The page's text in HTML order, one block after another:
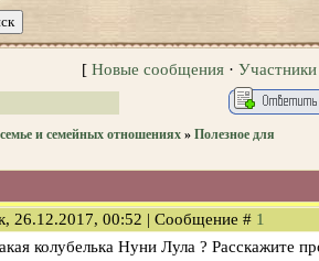
[ Новые сообщения · Участники
и семейных отношениях » Полезное для
26.12.2017, 00:52 | Сообщение # 1
колубелька Нуни Лула ? Расскажите